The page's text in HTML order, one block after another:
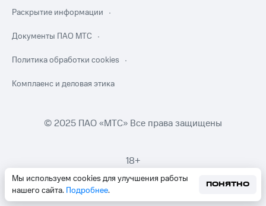
Мы используем cookies для улучшения работы
нашего сайта. Подробнее.
ПОНЯТНО
Раскрытие информации
Документы ПАО МТС
Политика обработки cookies
Комплаенс и деловая этика
© 2025 ПАО «МТС» Все права защищены
18+